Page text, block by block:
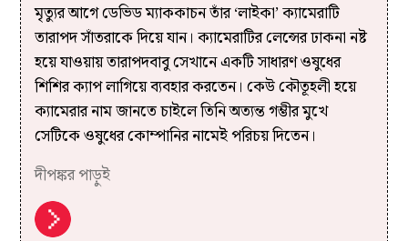
মৃত্যুর আগে ডেভিড ম্যাককাচন তাঁর ‘লাইকা’ ক্যামেরাটি
তারাপদ সাঁতরাকে দিয়ে যান। ক্যামেরাটির লেন্সের ঢাকনা নষ্ট
হয়ে যাওয়ায় তারাপদবাবু সেখানে একটি সাধারণ ওষুধের
শিশির ক্যাপ লাগিয়ে ব্যবহার করতেন। কেউ কৌতূহলী হয়ে
ক্যামেরার নাম জানতে চাইলে তিনি অত্যন্ত গম্ভীর মুখে
সেটিকে ওষুধের কোম্পানির নামেই পরিচয় দিতেন।
দীপঙ্কর পাড়ুই